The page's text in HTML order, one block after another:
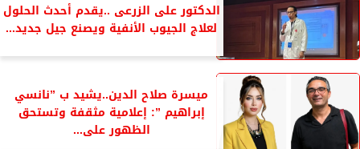
الدكتور على الزرعى ..يقدم أحدث الحلول
لعلاج الجيوب الأنفية ويصنع جيل جديد...
ميسرة صلاح الدين..يشيد ب ”نانسي
إبراهيم ”: إعلامية مثقفة وتستحق
الظهور على...